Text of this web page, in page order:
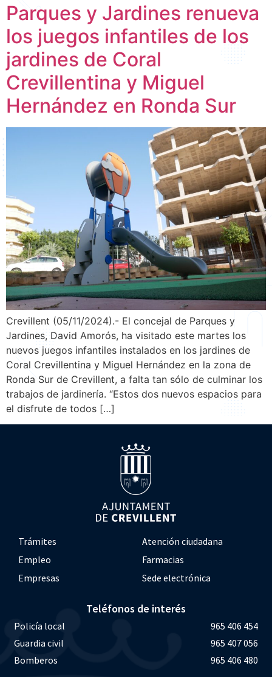
Parques y Jardines renueva
los juegos infantiles de los
jardines de Coral
Crevillentina y Miguel
Hernández en Ronda Sur
Crevillent (05/11/2024).- El concejal de Parques y
Jardines, David Amorós, ha visitado este martes los
nuevos juegos infantiles instalados en los jardines de
Coral Crevillentina y Miguel Hernández en la zona de
Ronda Sur de Crevillent, a falta tan sólo de culminar los
trabajos de jardinería. “Estos dos nuevos espacios para
el disfrute de todos […]
Trámites
Atención ciudadana
Empleo
Farmacias
Empresas
Sede electrónica
Teléfonos de interés
Policía local
965 406 454
Guardia civil
965 407 056
Bomberos
965 406 480